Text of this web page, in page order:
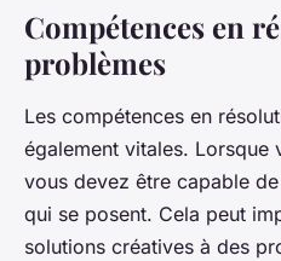
Compétences en
problèmes
Les compétences en
également vitales.
vous devez être capable
qui se posent. Cela peut
solutions créatives à des